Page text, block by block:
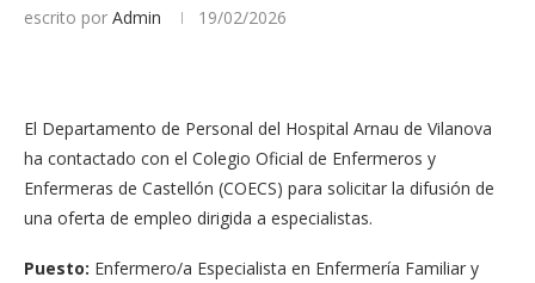
escrito por Admin 19/02/2026
El Departamento de Personal del Hospital Arnau de Vilanova
ha contactado con el Colegio Oficial de Enfermeros y
Enfermeras de Castellón (COECS) para solicitar la difusión de
una oferta de empleo dirigida a especialistas.
Puesto: Enfermero/a Especialista en Enfermería Familiar y